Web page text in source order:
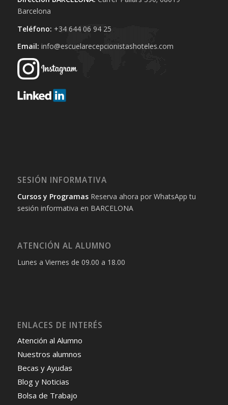
Barcelona
Teléfono: +34 644 06 94 25‬
Email: info@escuelarecepcionistashoteles.com
SESIÓN INFORMATIVA
Cursos y ProgramasReserva ahora por WhatsApp tu
sesión informativa en BARCELONA
ATENCIÓN AL ALUMNO
Lunes a Viernes de 09.00 a 18.00
ENLACES DE INTERÉS
Atención al Alumno
Nuestros alumnos
Becas y Ayudas
Blog y Noticias
Bolsa de Trabajo